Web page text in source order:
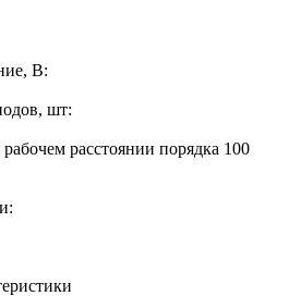
В:
шт:
расстоянии порядка 100